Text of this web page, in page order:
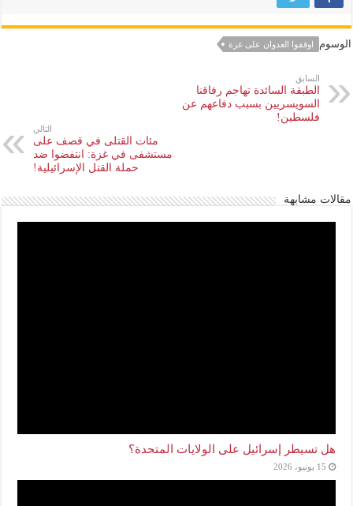
الوسوم اوقفوا العدوان على غزة
السابق
الطبقة السائدة تهاجم رفاقنا
السويسريين بسبب دفاعهم عن
فلسطين!
التالي
مئات القتلى في قصف على
مستشفى في غزة: انتفضوا ضد
حملة القتل الإسرائيلية!
مقالات مشابهة
هل تسيطر إسرائيل على الولايات المتحدة؟
15 يونيو، 2026